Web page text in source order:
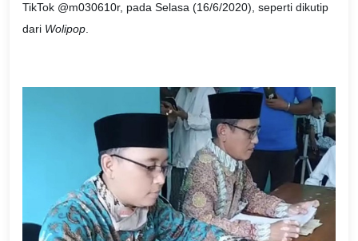
TikTok @m030610r, pada Selasa (16/6/2020), seperti dikutip
dari Wolipop.